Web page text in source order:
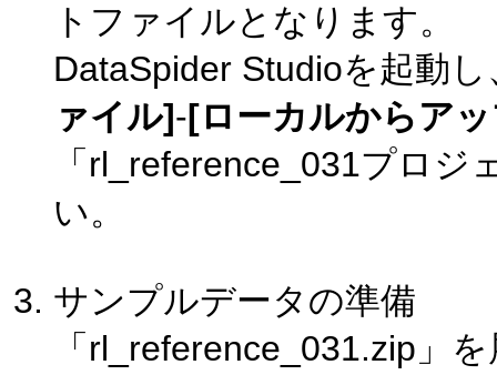
トファイルとなります。
DataSpider Studioを起動
ァイル]-[ローカルからア
「rl_reference_031プロ
い。
サンプルデータの準備
「rl_reference_031.zip」